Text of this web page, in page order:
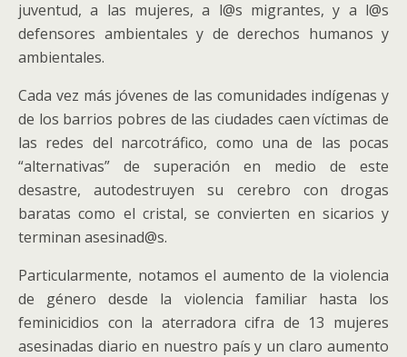
juventud, a las mujeres, a l@s migrantes, y a l@s
defensores ambientales y de derechos humanos y
ambientales.
Cada vez más jóvenes de las comunidades indígenas y
de los barrios pobres de las ciudades caen víctimas de
las redes del narcotráfico, como una de las pocas
“alternativas” de superación en medio de este
desastre, autodestruyen su cerebro con drogas
baratas como el cristal, se convierten en sicarios y
terminan asesinad@s.
Particularmente, notamos el aumento de la violencia
de género desde la violencia familiar hasta los
feminicidios con la aterradora cifra de 13 mujeres
asesinadas diario en nuestro país y un claro aumento